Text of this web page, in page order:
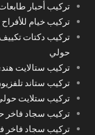
تركيب أحبار
تركيب خيام
تركيب دكتات
حولي
تركيب ستالايت
تركيب ستاند تلفزيون
تركيب ستلايت
تركيب سجاد فاخر
تركيب سجاد فاخر